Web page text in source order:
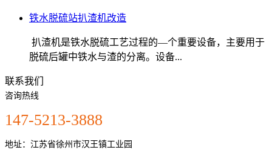
铁水脱硫站扒渣机改造
扒渣机是铁水脱硫工艺过程的—个重要设备，主要用于
脱硫后罐中铁水与渣的分离。设备...
联系我们
咨询热线
147-5213-3888
地址：江苏省徐州市汉王镇工业园